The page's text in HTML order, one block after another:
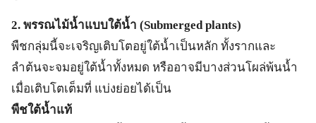
2. พรรณไม้น้ำแบบใต้น้ำ (Submerged plants)
พืชกลุ่มนี้จะเจริญเติบโตอยู่ใต้น้ำเป็นหลัก ทั้งรากและ
ลำต้นจะจมอยู่ใต้น้ำทั้งหมด หรืออาจมีบางส่วนโผล่พ้นน้ำ
เมื่อเติบโตเต็มที่ แบ่งย่อยได้เป็น
พืชใต้น้ำแท้